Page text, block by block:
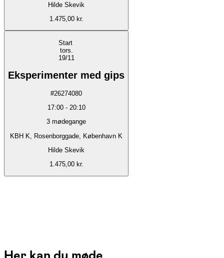
Hilde Skevik
1.475,00 kr.
Start
tors.
19/11
Eksperimenter med gips
#26274080
17:00- 20:10
3 mødegange
KBH K, Rosenborggade, København K
Hilde Skevik
1.475,00 kr.